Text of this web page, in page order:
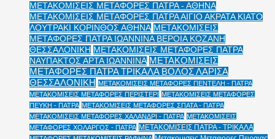
ΜΕΤΑΚΟΜΙΣΕΙΣ ΜΕΤΑΦΟΡΕΣ ΠΑΤΡΑ - ΑΘΗΝΑ
ΜΕΤΑΚΟΜΙΣΕΙΣ ΜΕΤΑΦΟΡΕΣ ΠΑΤΡΑ ΑΙΓΙΟ ΑΚΡΑΤΑ ΚΙΑΤΟ
ΛΟΥΤΡΑΚΙ ΚΟΡΙΝΘΟΣ ΑΘΗΝΑ ΜΕΤΑΚΟΜΙΣΕΙΣ
ΜΕΤΑΦΟΡΕΣ ΠΑΤΡΑ ΙΩΑΝΝΙΝΑ ΒΕΡΟΙΑ ΚΟΖΑΝΗ
ΘΕΣΣΑΛΟΝΙΚΗ ΜΕΤΑΚΟΜΙΣΕΙΣ ΜΕΤΑΦΟΡΕΣ ΠΑΤΡΑ
ΝΑΥΠΑΚΤΟΣ ΑΡΤΑ ΙΩΑΝΝΙΝΑ ΜΕΤΑΚΟΜΙΣΕΙΣ
ΜΕΤΑΦΟΡΕΣ ΠΑΤΡΑ ΤΡΙΚΑΛΑ ΒΟΛΟΣ ΛΑΡΙΣΑ
ΘΕΣΣΑΛΟΝΙΚΗ ΜΕΤΑΚΟΜΙΣΕΙΣ ΜΕΤΑΦΟΡΕΣ ΠΕΝΤΕΛΗ - ΠΑΤΡΑ
ΜΕΤΑΚΟΜΙΣΕΙΣ ΜΕΤΑΦΟΡΕΣ ΠΕΡΙΣΤΕΡΙ ΜΕΤΑΚΟΜΙΣΕΙΣ ΜΕΤΑΦΟΡΕΣ
ΠΕΥΚΗ - ΠΑΤΡΑ ΜΕΤΑΚΟΜΙΣΕΙΣ ΜΕΤΑΦΟΡΕΣ ΣΠΑΤΑ - ΠΑΤΡΑ
ΜΕΤΑΚΟΜΙΣΕΙΣ ΜΕΤΑΦΟΡΕΣ ΧΑΛΑΝΔΡΙ - ΠΑΤΡΑ ΜΕΤΑΚΟΜΙΣΕΙΣ
ΜΕΤΑΦΟΡΕΣ ΧΟΛΑΡΓΟΣ - ΠΑΤΡΑ ΜΕΤΑΚΟΜΙΣΕΙΣ ΠΑΤΡΑ - ΤΡΙΚΑΛΑ